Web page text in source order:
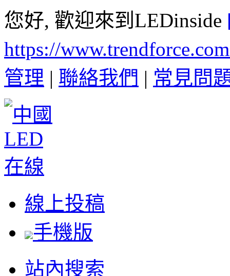
您好, 歡迎來到LEDinside
https://
管理 | 聯絡我們 | 常見問
線上投稿
手機版
站內搜索